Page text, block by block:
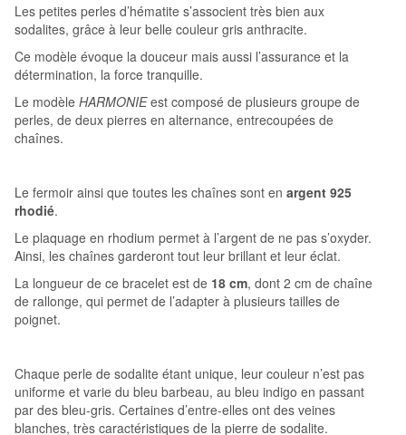
Les petites perles d’hématite s’associent très bien aux
sodalites, grâce à leur belle couleur gris anthracite.
Ce modèle évoque la douceur mais aussi l’assurance et la
détermination, la force tranquille.
Le modèle HARMONIEest composé de plusieurs groupe de
perles, de deux pierres en alternance, entrecoupées de
chaînes.
Le fermoir ainsi que toutes les chaînes sont en argent 925
rhodié.
Le plaquage en rhodium permet à l’argent de ne pas s’oxyder.
Ainsi, les chaînes garderont tout leur brillant et leur éclat.
La longueur de ce bracelet est de 18 cm, dont 2 cm de chaîne
de rallonge, qui permet de l’adapter à plusieurs tailles de
poignet.
Chaque perle de sodalite étant unique, leur couleur n’est pas
uniforme et varie du bleu barbeau, au bleu indigo en passant
par des bleu-gris. Certaines d’entre-elles ont des veines
blanches, très caractéristiques de la pierre de sodalite.